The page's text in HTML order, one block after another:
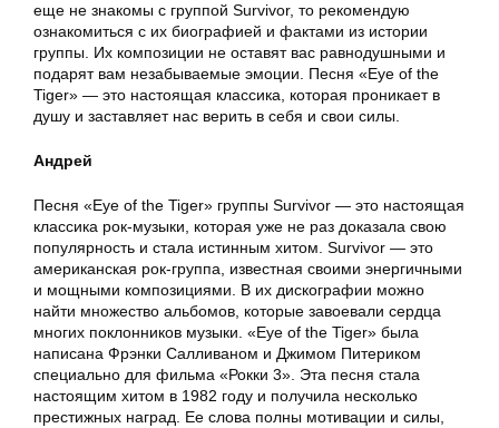
еще не знакомы с группой Survivor, то рекомендую
ознакомиться с их биографией и фактами из истории
группы. Их композиции не оставят вас равнодушными и
подарят вам незабываемые эмоции. Песня «Eye of the
Tiger» — это настоящая классика, которая проникает в
душу и заставляет нас верить в себя и свои силы.
Андрей
Песня «Eye of the Tiger» группы Survivor — это настоящая
классика рок-музыки, которая уже не раз доказала свою
популярность и стала истинным хитом. Survivor — это
американская рок-группа, известная своими энергичными
и мощными композициями. В их дискографии можно
найти множество альбомов, которые завоевали сердца
многих поклонников музыки. «Eye of the Tiger» была
написана Фрэнки Салливаном и Джимом Питериком
специально для фильма «Рокки 3». Эта песня стала
настоящим хитом в 1982 году и получила несколько
престижных наград. Ее слова полны мотивации и силы,